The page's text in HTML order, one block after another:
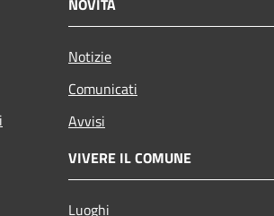
Notizie
Comunicati
Avvisi
VIVERE IL COMUNE
Luoghi